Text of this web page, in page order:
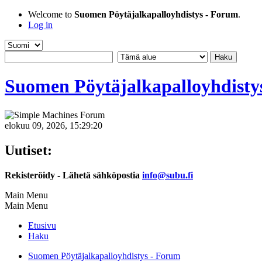
Welcome to Suomen Pöytäjalkapalloyhdistys - Forum.
Log in
Suomen
elokuu 09, 2026, 15:29:20
Uutiset:
Rekisteröidy - Lähetä sähköpostia info@subu.fi
Main Menu
Main Menu
Etusivu
Haku
Suomen Pöytäjalkapalloyhdistys - Forum